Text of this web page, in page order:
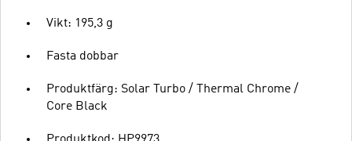
Vikt: 195,3 g
Fasta dobbar
Produktfärg: Solar Turbo / Thermal Chrome /
Core Black